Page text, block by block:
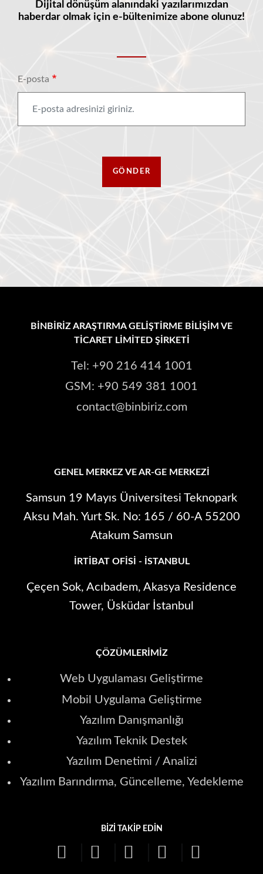
Dijital dönüşüm alanındaki yazılarımızdan
haberdar olmak için e-bültenimize abone olunuz!
E-posta
BİNBİRİZ ARAŞTIRMA GELİŞTİRME BİLİŞİM VE
TİCARET LİMİTED ŞİRKETİ
Tel: +90 216 414 1001
GSM: +90 549 381 1001
contact@binbiriz.com
GENEL MERKEZ VE AR-GE MERKEZI
Samsun 19 Mayıs Üniversitesi Teknopark
Aksu Mah. Yurt Sk. No: 165 / 60-A 55200
Atakum Samsun
İRTIBAT OFISI - İSTANBUL
Çeçen Sok, Acıbadem, Akasya Residence
Tower, Üsküdar İstanbul
ÇÖZÜMLERIMIZ
Web Uygulaması Geliştirme
Mobil Uygulama Geliştirme
Yazılım Danışmanlığı
Yazılım Teknik Destek
Yazılım Denetimi / Analizi
Yazılım Barındırma, Güncelleme, Yedekleme
BIZI TAKIP EDIN